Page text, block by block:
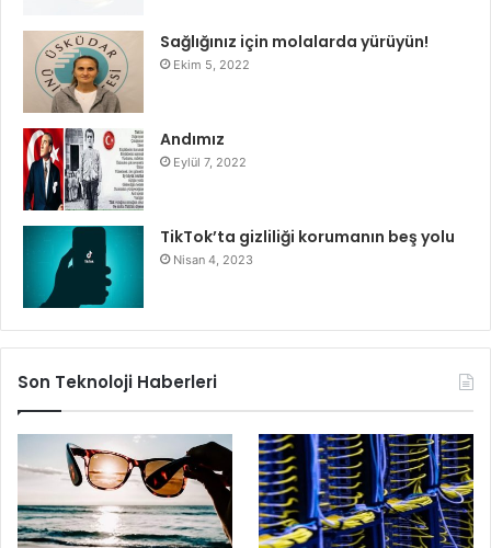
Sağlığınız için molalarda yürüyün!
Ekim 5, 2022
Andımız
Eylül 7, 2022
TikTok’ta gizliliği korumanın beş yolu
Nisan 4, 2023
Son Teknoloji Haberleri